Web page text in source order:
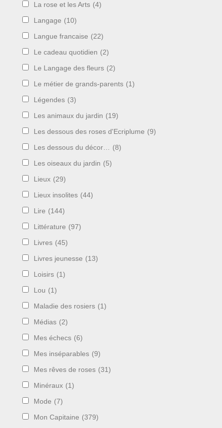
La rose et les Arts (4)
Langage (10)
Langue francaise (22)
Le cadeau quotidien (2)
Le Langage des fleurs (2)
Le métier de grands-parents (1)
Légendes (3)
Les animaux du jardin (19)
Les dessous des roses d'Ecriplume (9)
Les dessous du décor… (8)
Les oiseaux du jardin (5)
Lieux (29)
Lieux insolites (44)
Lire (144)
Littérature (97)
Livres (45)
Livres jeunesse (13)
Loisirs (1)
Lou (1)
Maladie des rosiers (1)
Médias (2)
Mes échecs (6)
Mes inséparables (9)
Mes rêves de roses (31)
Minéraux (1)
Mode (7)
Mon Capitaine (379)